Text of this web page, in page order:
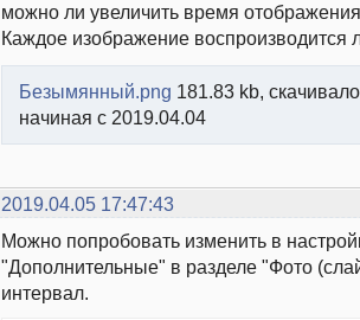
можно ли увеличить время
Каждое изображение воспроизводится
Безымянный.png 181.83 kb,
начиная с 2019.04.04
2019.04.05 17:47:43
Можно попробовать изменить в
"Дополнительные" в разделе "Фото
интервал.